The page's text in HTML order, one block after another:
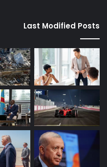
Last Modified Posts